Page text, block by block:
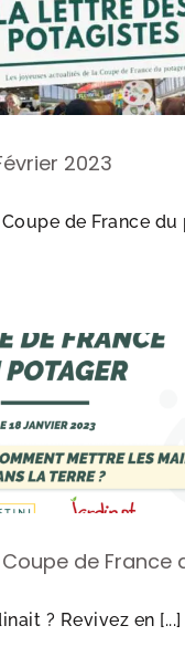
2023
de France du
de France
? Revivez en [...]